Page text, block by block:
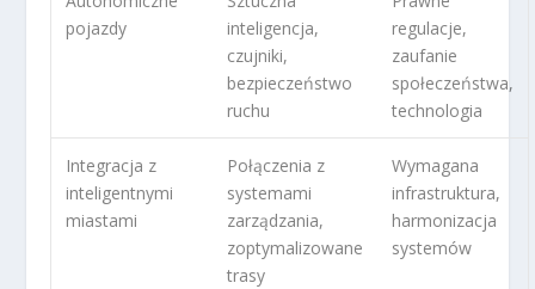
pojazdy
inteligencja,
czujniki,
bezpieczeństwo
ruchu
regulacje,
zaufanie
społeczeństwa,
technologia
Integracja z
inteligentnymi
miastami
Połączenia z
systemami
zarządzania,
zoptymalizowane
trasy
Wymagana
infrastruktura,
harmonizacja
systemów